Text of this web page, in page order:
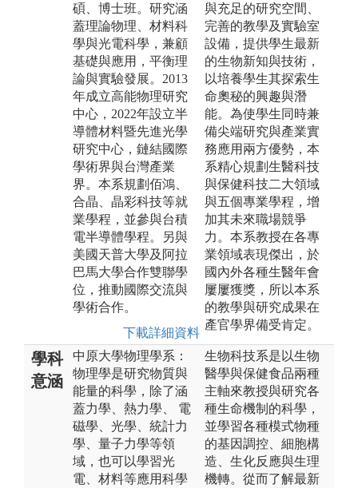
碩、博士班。研究涵
蓋理論物理、材料科
學與光電科學，兼顧
基礎與應用，平衡理
論與實驗發展。2013
年成立高能物理研究
中心，2022年設立半
導體材料暨先進光學
研究中心，鏈結國際
學術界與台灣產業
界。本系規劃佰鴻、
合晶、晶彩科技等就
業學程，並參與台積
電半導體學程。另與
美國天普大學及阿拉
巴馬大學合作雙聯學
位，推動國際交流與
學術合作。
下載詳細資料
與充足的研究空間、
完善的教學及實驗室
設備，提供學生最新
的生物新知與技術，
以培養學生其探索生
命奧秘的興趣與潛
能。為使學生同時兼
備尖端研究與產業實
務應用兩方優勢，本
系精心規劃生醫科技
與保健科技二大領域
與五個專業學程，增
加其未來職場競爭
力。本系教授在各專
業領域表現傑出，於
國內外各種生醫年會
屢屢獲獎，所以本系
的教學與研究成果在
產官學界備受肯定。
學科
意涵
中原大學物理學系：
物理學是研究物質與
能量的科學，除了涵
蓋力學、熱力學、 電
磁學、光學、統計力
學、量子力學等領
域，也可以學習光
電、材料等應用科學
生物科技系是以生物
醫學與保健食品兩種
主軸來教授與研究各
種生命機制的科學，
並學習各種模式物種
的基因調控、細胞構
造、生化反應與生理
機轉。從而了解最新